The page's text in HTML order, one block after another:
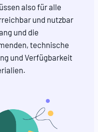
also für alle
und nutzbar
und die
technische
und Verfügbarkeit